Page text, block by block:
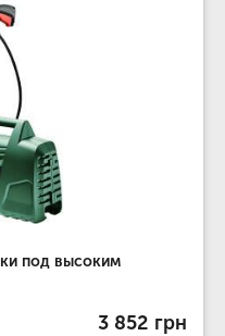
под высоким
3 852 грн